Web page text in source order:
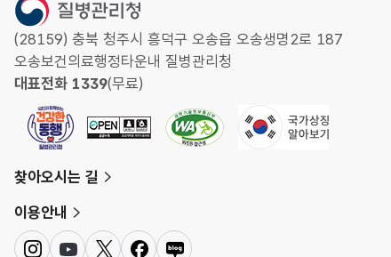
(28159) 충북 청주시 흥덕구 오송읍 오송생명2로 187
오송보건의료행정타운내 질병관리청
대표전화 1339(무료)
찾아오시는 길
이용안내
인
유
트
페
네